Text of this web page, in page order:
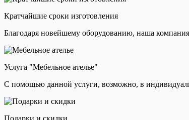
Кратчайшие сроки изготовления
Благодаря новейшему оборудованию, наша
Услуга "Мебельное ателье"
С помощью данной услуги, возможно, в